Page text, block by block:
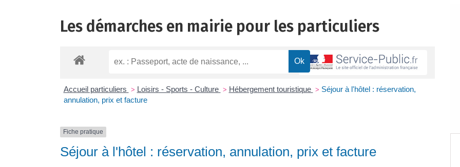
Les démarches en mairie pour les particuliers
Accueil particuliers > Loisirs - Sports - Culture > Hébergement touristique > Séjour à l'hôtel : réservation,
annulation, prix et facture
Fiche pratique
Séjour à l'hôtel : réservation, annulation, prix et facture
Evolution du bourg |
La maison médicale d’appui
Paëlla – Société de chasse –